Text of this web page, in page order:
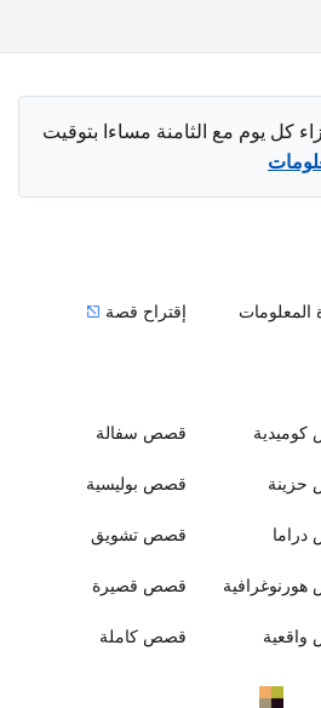
كل يوم مع الثامنة مساءا بتوقيت
المعلومات إقتراح قصة
كوميدية قصص سفالة
حزينة قصص بوليسية
دراما قصص تشويق
هورنوغرافية قصص قصيرة
واقعية قصص كاملة